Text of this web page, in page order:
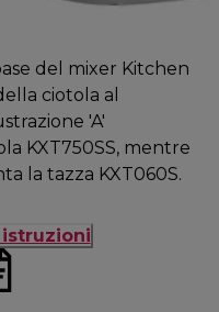
del mixer Kitchen
ciotola al
'A'
KXT750SS, mentre
la tazza KXT060S.
istruzioni